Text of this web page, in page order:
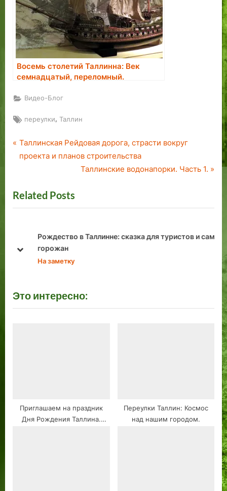
Восемь столетий Таллинна: Век
семнадцатый, переломный.
Видео-Блог
Tags:
переулки, Таллин
Навигация
записям
P
r
i
o
P
:
Таллинская Рейдовая дорога, страсти вокруг
проекта и планов строительства
N
t
o
Таллинские водонапорки. Часть 1.
Related Posts
Рождество в Таллинне: сказка для туристов и самих
горожан
На заметку
prev
next
Это интересно:
Приглашаем на праздник
Дня Рождения Таллина.
Переулки Таллин: Космос
над нашим городом.